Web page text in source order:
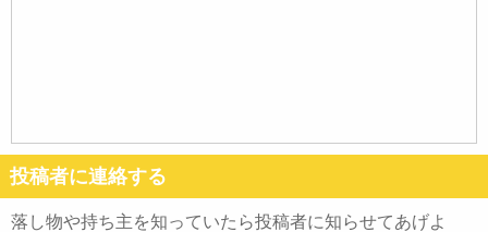
投稿者に連絡する
落し物や持ち主を知っていたら投稿者に知らせてあげよ